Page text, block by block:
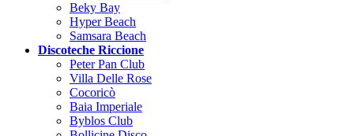
Beky Bay
Hyper Beach
Samsara Beach
Discoteche Riccione
Peter Pan Club
Villa Delle Rose
Cocoricò
Baia Imperiale
Byblos Club